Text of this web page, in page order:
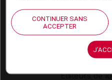
Service
Contact
Espace
Éditeurs de
CONTINUER SANS
ACCEPTER